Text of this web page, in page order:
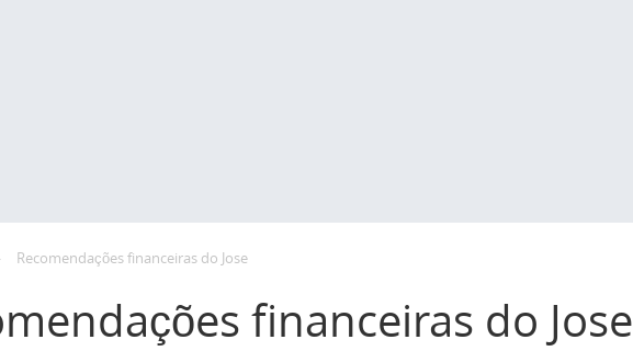
Recomendações financeiras do Jose
financeiras do Jose